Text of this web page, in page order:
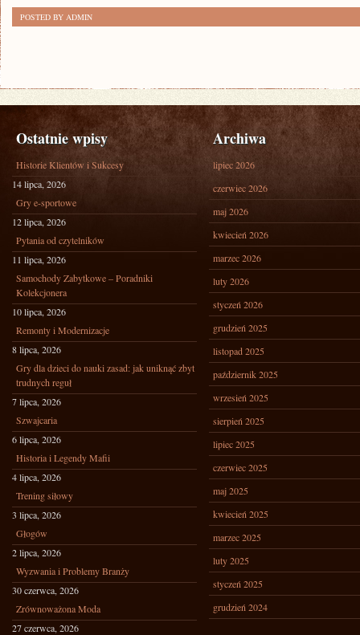
POSTED BY ADMIN
Ostatnie wpisy
Historie Klientów i Sukcesy
14 lipca, 2026
Gry e-sportowe
12 lipca, 2026
Pytania od czytelników
11 lipca, 2026
Samochody Zabytkowe – Poradniki
Kolekcjonera
10 lipca, 2026
Remonty i Modernizacje
8 lipca, 2026
Gry dla dzieci do nauki zasad: jak uniknąć zbyt
trudnych reguł
7 lipca, 2026
Szwajcaria
6 lipca, 2026
Historia i Legendy Mafii
4 lipca, 2026
Trening siłowy
3 lipca, 2026
Głogów
2 lipca, 2026
Wyzwania i Problemy Branży
30 czerwca, 2026
Zrównoważona Moda
27 czerwca, 2026
Archiwa
lipiec 2026
czerwiec 2026
maj 2026
kwiecień 2026
marzec 2026
luty 2026
styczeń 2026
grudzień 2025
listopad 2025
październik 2025
wrzesień 2025
sierpień 2025
lipiec 2025
czerwiec 2025
maj 2025
kwiecień 2025
marzec 2025
luty 2025
styczeń 2025
grudzień 2024